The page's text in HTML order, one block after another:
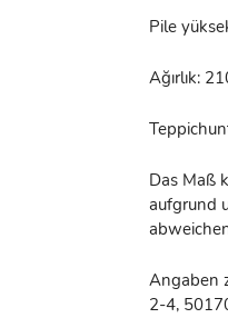
Pile
Ağırlık:
Das Maß
aufgrund
Angaben
2-4,